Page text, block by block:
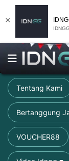
×
Tentang Kami
Bertanggung
VOUCHER88